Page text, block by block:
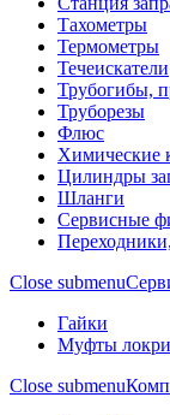
Тахометры
Термометры
Течеискатели
Трубогибы,
Труборезы
Флюс
Химические
Цилиндры
Шланги
Сервисные
Close submenu
Гайки
Муфты
Close submenu